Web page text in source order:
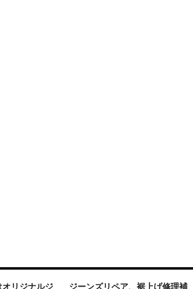
オリジナルジ ジーンズリペア、裾上げ修理補